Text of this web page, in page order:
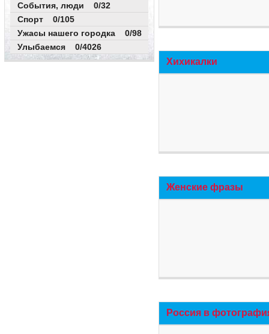
События, люди 0/32
Спорт 0/105
Ужасы нашего городка 0/98
Улыбаемся 0/4026
Хихикалки
Женские фразы
Россия в